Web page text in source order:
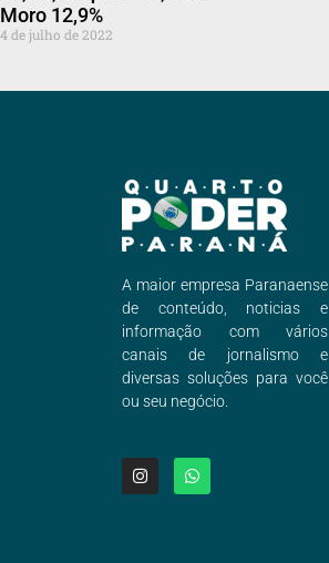
Moro 12,9%
4 de julho de 2022
A maior empresa Paranaense
de conteúdo, noticias e
informação com vários
canais de jornalismo e
diversas soluções para você
ou seu negócio.